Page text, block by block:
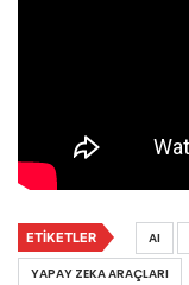
ETIKETLER AI
YAPAY ZEKA ARAÇLARI